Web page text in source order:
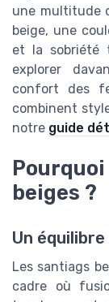
une multitude
beige, une
et la sobriété
explorer
confort des
combinent
notre guide
beiges ?
Un
Les santiags
cadre où